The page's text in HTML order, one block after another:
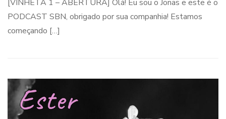
[VINHETA 1 – ABERTURA] Olá! Eu sou o Jonas e este é o
PODCAST SBN, obrigado por sua companhia! Estamos
começando […]